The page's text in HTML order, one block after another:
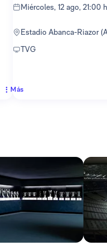
miércoles, 12 ago, 21:00 h
Estadio Abanca-Riazor
TVG
Más